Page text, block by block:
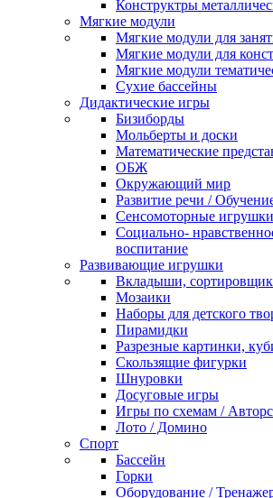
Конструктры
Мягкие модули
Мягкие модули для
Мягкие модули для
Мягкие модули
Сухие бассейны
Дидактические игры
Бизиборды
Мольберты и доски
Математические
ОБЖ
Окружающий мир
Развитие речи /
Сенсомоторные игрушки
Социально-
воспитание
Развивающие игрушки
Вкладыши,
Мозаики
Наборы для детского
Пирамидки
Разрезные картинки,
Скользящие фигурки
Шнуровки
Досуговые игры
Игры по схемам /
Лото / Домино
Спорт
Бассейн
Горки
Оборудование /